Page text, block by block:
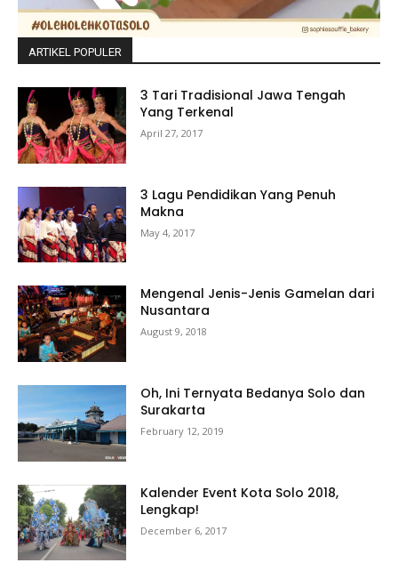
ARTIKEL POPULER
3 Tari Tradisional Jawa Tengah
Yang Terkenal
April 27, 2017
3 Lagu Pendidikan Yang Penuh
Makna
May 4, 2017
Mengenal Jenis-Jenis Gamelan dari
Nusantara
August 9, 2018
Oh, Ini Ternyata Bedanya Solo dan
Surakarta
February 12, 2019
Kalender Event Kota Solo 2018,
Lengkap!
December 6, 2017